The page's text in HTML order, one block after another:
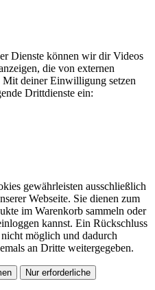
Dienste können wir dir Videos
die von externen
Mit deiner Einwilligung setzen
Drittdienste ein:
gewährleisten ausschließlich
Webseite. Sie dienen zum
im Warenkorb sammeln oder
kannst. Ein Rückschluss
möglich und dadurch
an Dritte weitergegeben.
Nur erforderliche